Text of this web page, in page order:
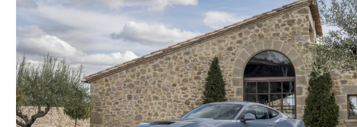
Formula 1
WRC
Motorsport
Eco
Νέα